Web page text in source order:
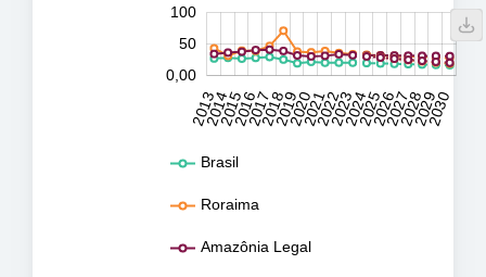
0,00
50
100
0,00
L
2013
20142015201620172018201920202021202220232024202520262027202820292030
2031
2032
Brasil
Roraima
Amazônia Legal